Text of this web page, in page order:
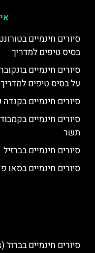
בסיס טיפים למדריך
על בסיס טיפים למדריך
סיורים חינמיים
סיורים חינמיים
תשר
סיורים חינמיים בברזיל
סיורים חינמיים בסאו
סיורים חינמיים בברוז׳ (Bruges) בלגיה